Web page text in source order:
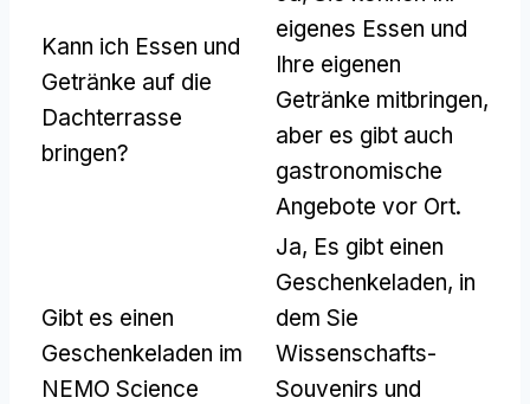
Kann ich Essen und
Getränke auf die
Dachterrasse
bringen?
eigenes Essen und
Ihre eigenen
Getränke mitbringen,
aber es gibt auch
gastronomische
Angebote vor Ort.
Gibt es einen
Geschenkeladen im
NEMO Science
Ja, Es gibt einen
Geschenkeladen, in
dem Sie
Wissenschafts-
Souvenirs und